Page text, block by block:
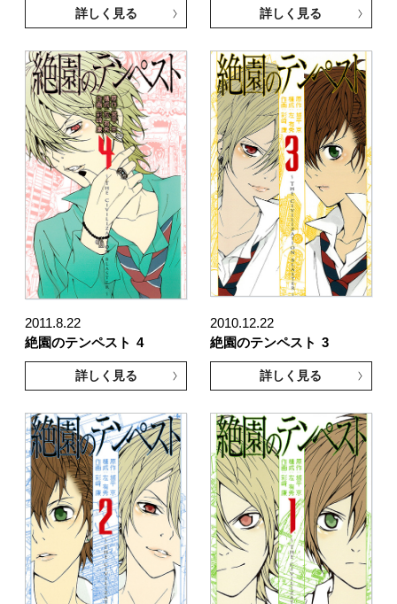
詳しく見る 詳しく見る
2011.8.22
絶園のテンペスト 4
詳しく見る
2010.12.22
絶園のテンペスト 3
詳しく見る